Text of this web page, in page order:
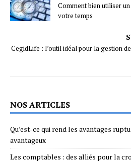
Comment bien utiliser
votre temps
CegidLife : l’outil idéal pour la gestion
NOS ARTICLES
Qu’est-ce qui rend les avantages
avantageux
Les comptables : des alliés pour la